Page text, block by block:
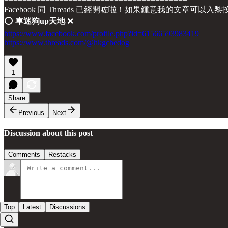
Facebook 同 Threads 已經開咗啦！如果鍾意我的文章可以入黎
⭕️ 車迷狗up天地❌
https://www.facebook.com/profile.php?id=61566593983419
https://www.threads.com/@hkgchedog
1
Share
Previous
Next
Discussion about this post
Comments Restacks
Top Latest Discussions